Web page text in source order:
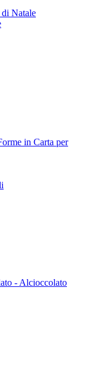
Natale
in Carta per